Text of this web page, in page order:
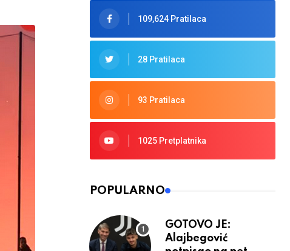
109,624 Pratilaca
28 Pratilaca
93 Pratilaca
1025 Pretplatnika
POPULARNO
GOTOVO JE:
Alajbegović